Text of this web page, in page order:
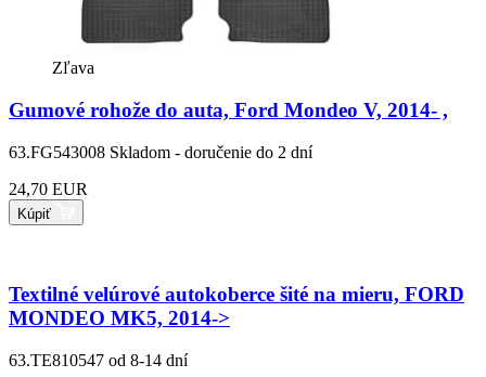
Zľava
Gumové rohože do auta, Ford Mondeo V, 2014- ,
63.FG543008 Skladom - doručenie do 2 dní
24,70 EUR
Kúpiť
Textilné velúrové autokoberce šité na mieru, FORD
MONDEO MK5, 2014->
63.TE810547 od 8-14 dní